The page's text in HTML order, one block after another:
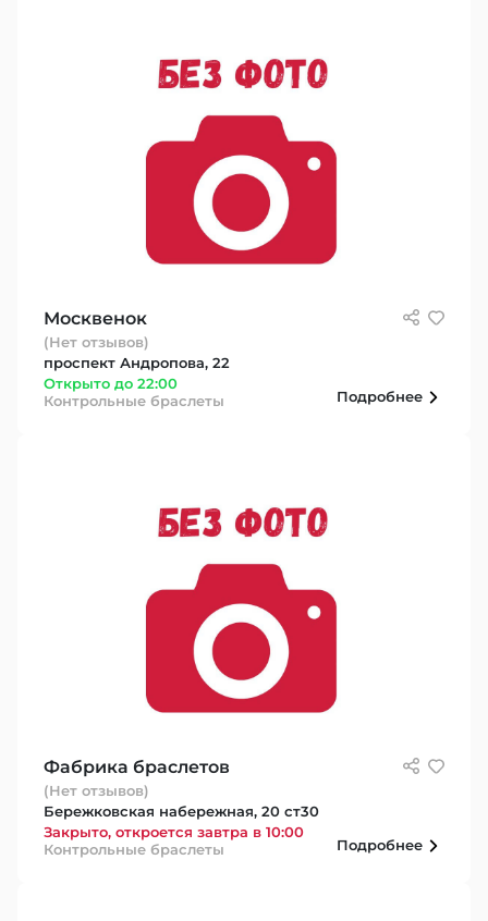
Москвенок
(Нет отзывов)
проспект Андропова, 22
Открыто до 22:00
Контрольные браслеты
Подробнее
Фабрика браслетов
(Нет отзывов)
Бережковская набережная, 20 ст30
Закрыто, откроется завтра в 10:00
Контрольные браслеты
Подробнее